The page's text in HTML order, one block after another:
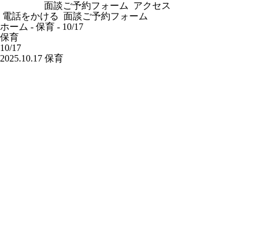
面談ご予約フォーム
アクセス
電話をかける 面談ご予約フォーム
ホーム - 保育 - 10/17
保育
10/17
2025.10.17 保育